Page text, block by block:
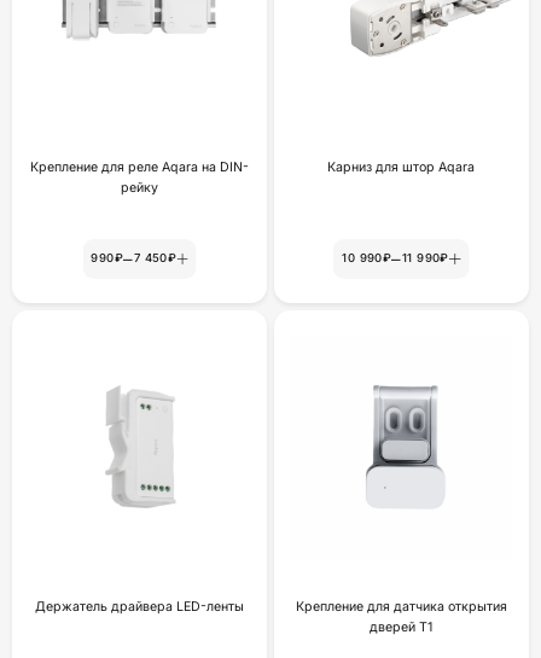
Крепление для реле Aqara на DIN-
рейку
990₽–7 450₽
Карниз для штор Aqara
10 990₽–11 990₽
Держатель драйвера LED-ленты
Крепление для датчика открытия
дверей Т1